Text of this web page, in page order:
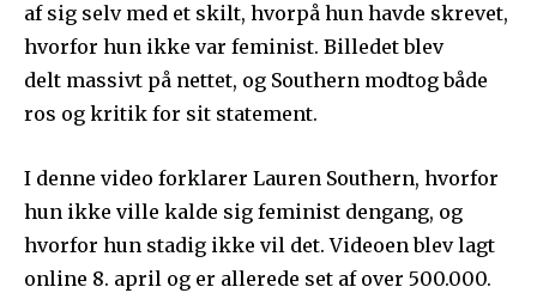
af sig selv med et skilt, hvorpå hun havde skrevet,
hvorfor hun ikke var feminist. Billedet blev
delt massivt på nettet, og Southern modtog både
ros og kritik for sit statement.
I denne video forklarer Lauren Southern, hvorfor
hun ikke ville kalde sig feminist dengang, og
hvorfor hun stadig ikke vil det. Videoen blev lagt
online 8. april og er allerede set af over 500.000.